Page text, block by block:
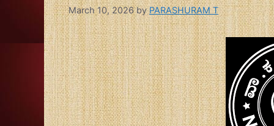
March 10, 2026 byPARASHURAM T